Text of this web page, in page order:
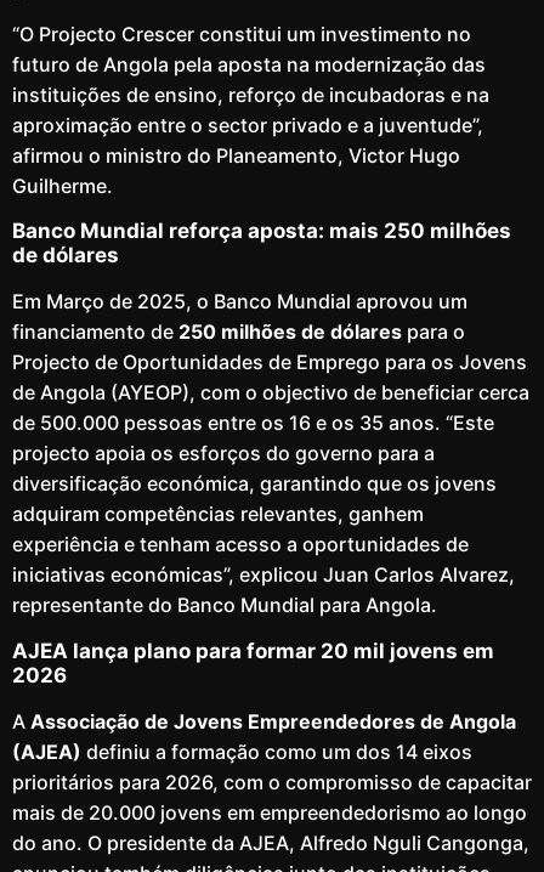
“O Projecto Crescer constitui um investimento no
futuro de Angola pela aposta na modernização das
instituições de ensino, reforço de incubadoras e na
aproximação entre o sector privado e a juventude”,
afirmou o ministro do Planeamento, Victor Hugo
Guilherme.
Banco Mundial reforça aposta: mais 250 milhões
de dólares
Em Março de 2025, o Banco Mundial aprovou um
financiamento de 250 milhões de dólares para o
Projecto de Oportunidades de Emprego para os Jovens
de Angola (AYEOP), com o objectivo de beneficiar cerca
de 500.000 pessoas entre os 16 e os 35 anos. “Este
projecto apoia os esforços do governo para a
diversificação económica, garantindo que os jovens
adquiram competências relevantes, ganhem
experiência e tenham acesso a oportunidades de
iniciativas económicas”, explicou Juan Carlos Alvarez,
representante do Banco Mundial para Angola.
AJEA lança plano para formar 20 mil jovens em
2026
A Associação de Jovens Empreendedores de Angola
(AJEA) definiu a formação como um dos 14 eixos
prioritários para 2026, com o compromisso de capacitar
mais de 20.000 jovens em empreendedorismo ao longo
do ano. O presidente da AJEA, Alfredo Nguli Cangonga,